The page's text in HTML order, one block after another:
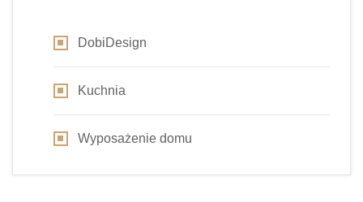
DobiDesign
Kuchnia
Wyposażenie domu